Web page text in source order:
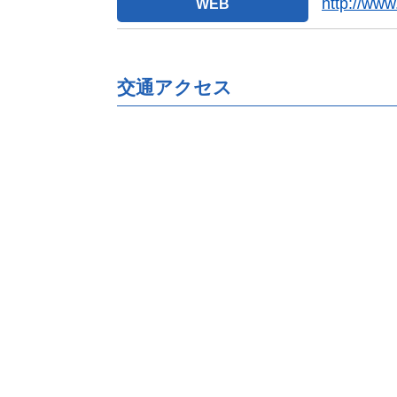
WEB http://
交通アクセス